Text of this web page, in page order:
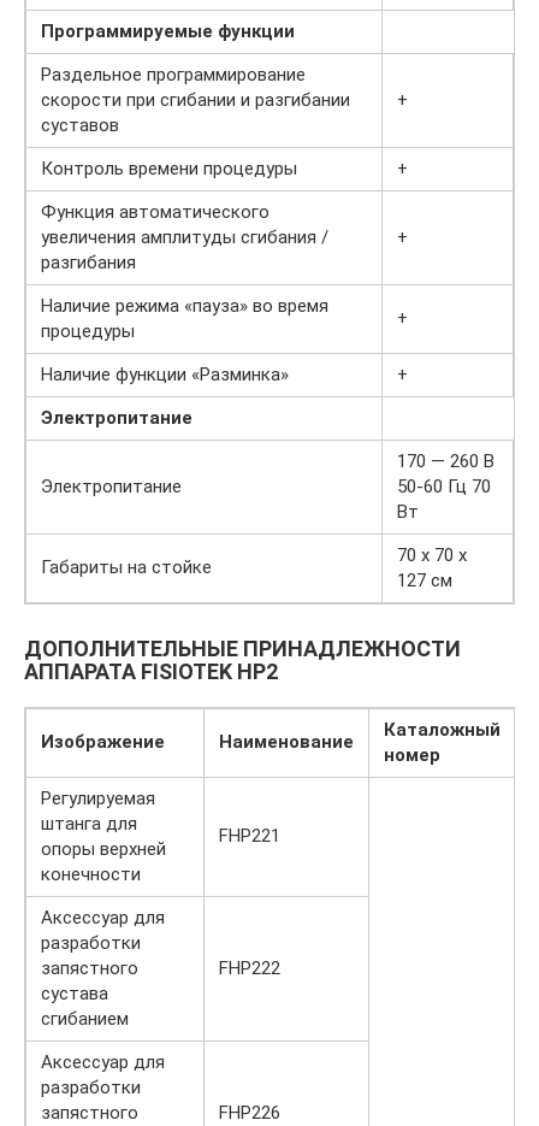
Программируемые функции
Раздельное программирование
скорости при сгибании и разгибании
суставов
+
Контроль времени процедуры
+
Функция автоматического
увеличения амплитуды сгибания /
разгибания
+
Наличие режима «пауза» во время
процедуры
+
Наличие функции «Разминка»
+
Электропитание
Электропитание
170 — 260 В
50-60 Гц 70
Вт
Габариты на стойке
70 x 70 x
127 см
ДОПОЛНИТЕЛЬНЫЕ ПРИНАДЛЕЖНОСТИ
АППАРАТА FISIOTEK HP2
Изображение Наименование
Каталожный
номер
Регулируемая
штанга для
опоры верхней
конечности
FHP221
Аксессуар для
разработки
запястного
сустава
сгибанием
FHP222
Аксессуар для
разработки
запястного
FHP226